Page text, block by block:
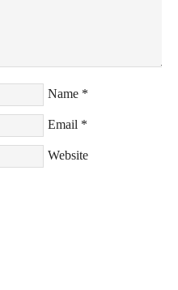
Name *
Email *
Website